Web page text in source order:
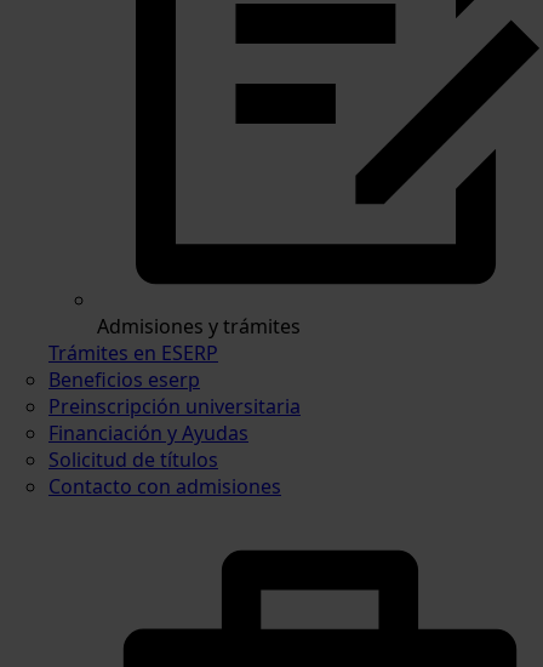
Admisiones y trámites
Trámites en ESERP
Beneficios eserp
Preinscripción universitaria
Financiación y Ayudas
Solicitud de títulos
Contacto con admisiones